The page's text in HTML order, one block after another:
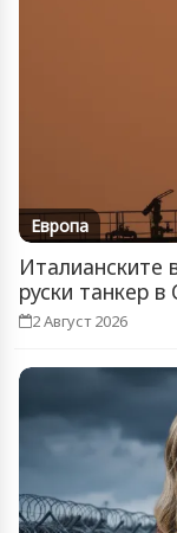
Европа
Италианските
руски танкер
2 Август 2026